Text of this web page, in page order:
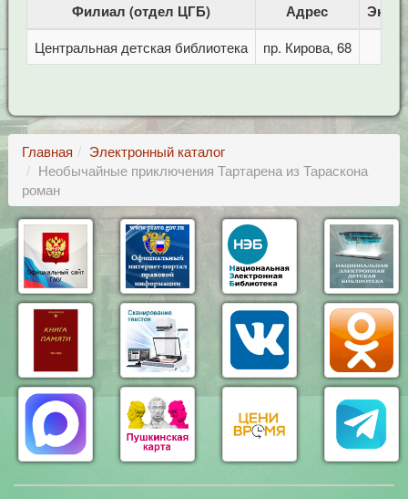
Филиал (отдел ЦГБ) Адрес
Центральная детская библиотека пр. Кирова, 68
Главная
Электронный каталог
Необычайные приключения Тартарена из Тараскона
роман